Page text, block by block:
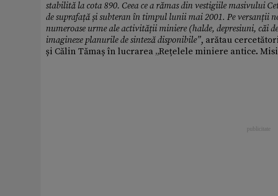
stabilită la cota 890. Ceea ce a rămas din vestigiile masivului
de suprafață și subteran în timpul lunii mai 2001. Pe versanții
numeroase urme ale activității miniere (halde, depresiuni, căi
imagineze planurile de sinteză disponibile”, arătau
și Călin Tămaș în lucrarea „Rețelele miniere antice.